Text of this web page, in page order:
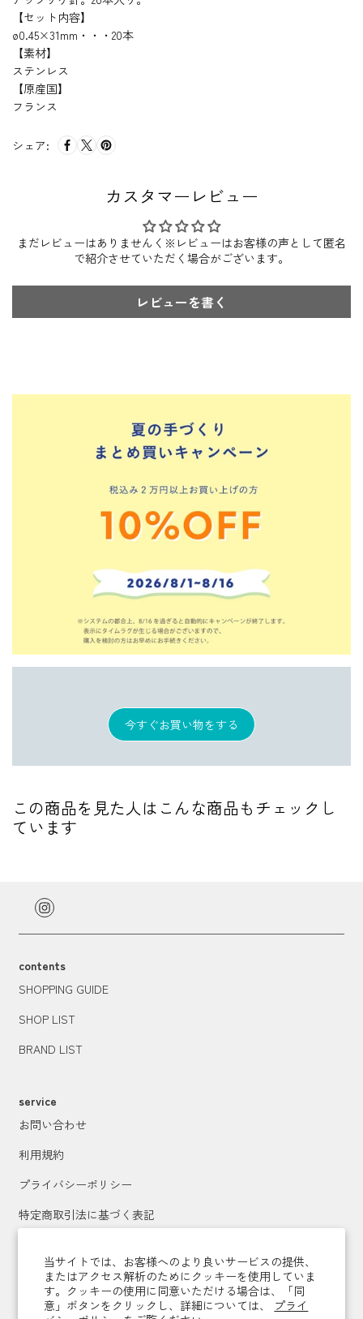
当サイトでは、お客様へのより良いサービスの提供、
またはアクセス解析のためにクッキーを使用していま
す。クッキーの使用に同意いただける場合は、「同
意」ボタンをクリックし、詳細については、 プライ
【セット内容】
ø0.45×31mm・・・20本
【素材】
ステンレス
【原産国】
フランス
シェア:
カスタマーレビュー
まだレビューはありませんく※レビューはお客様の声として匿名
で紹介させていただく場合がございます。
レビューを書く
今すぐお買い物をする
この商品を見た人はこんな商品もチェックし
ています
contents
SHOPPING GUIDE
SHOP LIST
BRAND LIST
service
お問い合わせ
利用規約
プライバシーポリシー
特定商取引法に基づく表記
メールマガジン登録